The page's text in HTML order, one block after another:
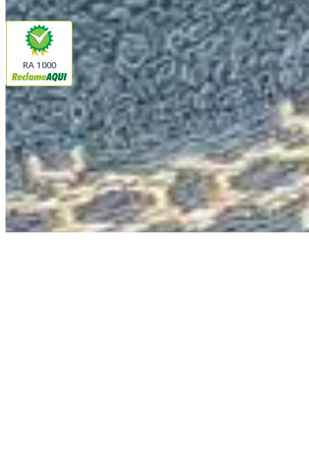
Segurança
RA 1000
Plataforma
© 2026 LINDA CASA ENXOVAIS LTDA- CNPJ:
62.763.347/0001-43
Avenida Romão Fernando 2200Fazenda Boa Vista do Sao Joaquim
Ibitinga